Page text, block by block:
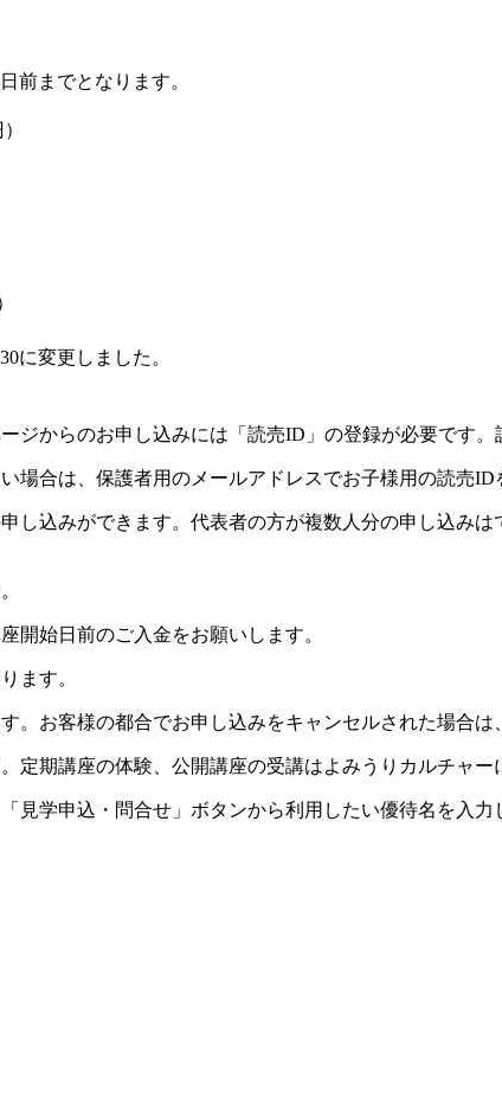
前までとなります。
に変更しました。
ジからのお申し込みには「読売ID」の登録が必要です。
合は、保護者用のメールアドレスでお子様用の読売ID
込みができます。代表者の方が複数人分の申し込み
開始日前のご入金をお願いします。
ます。
お客様の都合でお申し込みをキャンセルされた場合は
期講座の体験、公開講座の受講はよみうりカルチャー
学申込・問合せ」ボタンから利用したい優待名を入力